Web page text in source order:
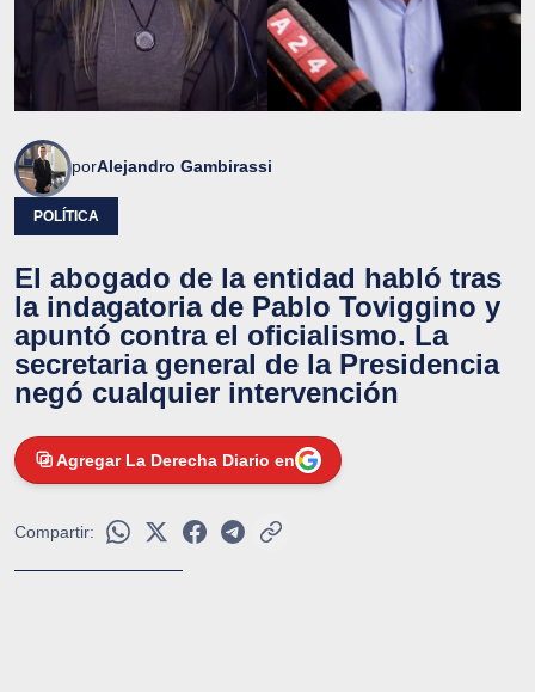
porAlejandro Gambirassi
POLÍTICA
El abogado de la entidad habló tras
la indagatoria de Pablo Toviggino y
apuntó contra el oficialismo. La
secretaria general de la Presidencia
negó cualquier intervención
Agregar La Derecha Diario en
Compartir: